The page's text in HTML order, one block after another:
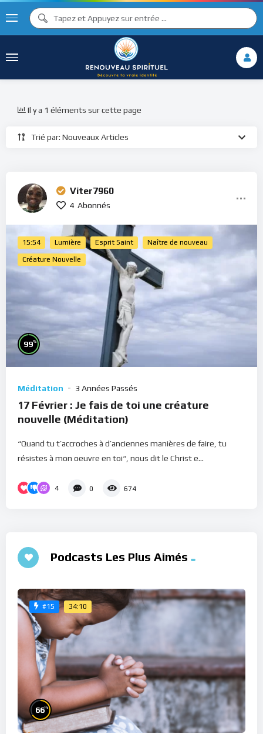
Trié par: Nouveaux Articles
Il y a 1 éléments sur cette page
Viter7960
4 Abonnés
15:54 Lumière Esprit Saint Naître de nouveau
Créature Nouvelle
99%
Méditation 3 Années Passés
17 Février : Je fais de toi une créature
nouvelle (Méditation)
“Quand tu t’accroches à d’anciennes manières de faire, tu
résistes à mon oeuvre en toi“, nous dit le Christ e...
4 0 674
Podcasts Les Plus Aimés
#15 34:10
66%